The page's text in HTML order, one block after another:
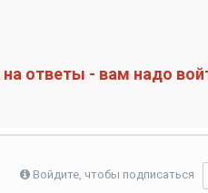
ответы - вам надо
Войдите, чтобы подписаться